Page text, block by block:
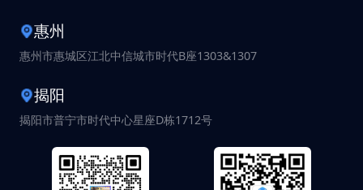
惠州
惠州市惠城区江北中信城市时代B座1303&1307
揭阳
揭阳市普宁市时代中心星座D栋1712号